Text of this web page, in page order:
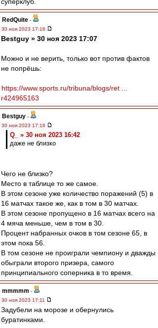
RedQuite -
30 ноя 2023 17:16
Bestguy » 30 ноя 2023 17:07
Можно и не верить, только вот против фактов
не попрёшь:
https://www.sports.ru/tribuna/blogs/ret ...
r424965163
Bestguy -
30 ноя 2023 17:16
Q_ » 30 ноя 2023 16:42
даже не близко
Чего не близко?
Место в таблице то же самое.
В этом сезоне уже количество поражений (5) в
16 матчах такое же, как в том в 30 матчах.
В этом сезоне пропущено в 16 матчах всего на
4 мяча меньше, чем в том в 30.
Процент набранных очков в том сезоне 65, в
этом пока 56.
В том сезоне не проиграли чемпиону и дважды
обыграли второго призера, самого
принципиального соперника в то время.
mmmmm -
30 ноя 2023 17:11
Задубели на морозе и обернулись
буратинками.